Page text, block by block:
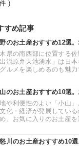
)
すめ記事
のお土産おすすめ12選
県の南西部に位置する
出流原弁天池湧水」は日
ルメを楽しめるのも魅
のお土産おすすめ10選
や利便性のよい「小山
化・経済が発展してい
、お気に入りのお土産
川のお土産おすすめ10